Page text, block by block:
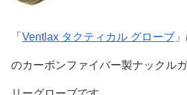
「 Ventlax タクティカル グローブ
のカーボンファイバー製ナックル